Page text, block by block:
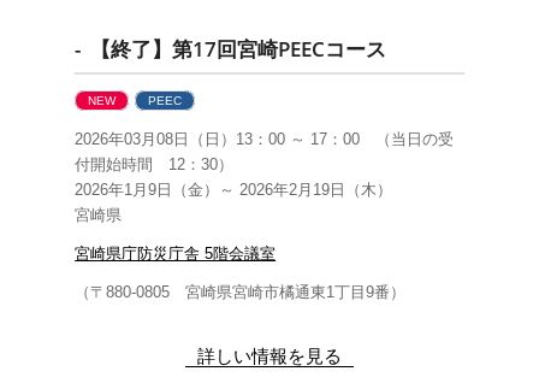
- 【終了】第17回宮崎PEECコース
NEW PEEC
2026年03月08日（日）13：00 ～ 17：00 （当日の受
付開始時間 12：30）
2026年1月9日（金）～ 2026年2月19日（木）
宮崎県
宮崎県庁防災庁舎 5階会議室
（〒880-0805 宮崎県宮崎市橘通東1丁目9番）
詳しい情報を見る